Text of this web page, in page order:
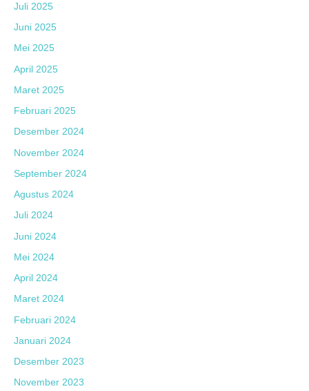
Juli 2025
Juni 2025
Mei 2025
April 2025
Maret 2025
Februari 2025
Desember 2024
November 2024
September 2024
Agustus 2024
Juli 2024
Juni 2024
Mei 2024
April 2024
Maret 2024
Februari 2024
Januari 2024
Desember 2023
November 2023